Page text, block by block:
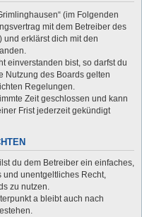
(im Folgenden
mit dem Betreiber des
und erklärst dich mit den
einverstanden bist, so darfst du
Nutzung des Boards gelten
Regelungen.
Zeit geschlossen und kann
Frist jederzeit gekündigt
du dem Betreiber ein einfaches,
unentgeltliches Recht,
zu nutzen.
a bleibt auch nach